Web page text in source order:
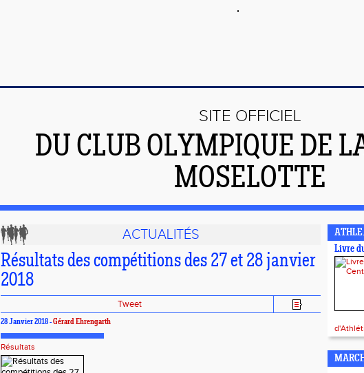
SITE OFFICIEL
DU CLUB OLYMPIQUE DE
MOSELOTTE
ACTUALITÉS
Résultats des compétitions des 27 et 28 janvier
2018
Tweet
28 Janvier 2018 -Gérard Ehrengarth
Résultats
Livre